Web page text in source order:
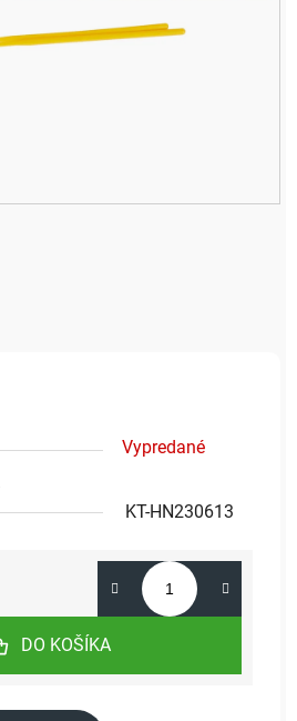
Vypredané
KT-HN230613
DO KOŠÍKA